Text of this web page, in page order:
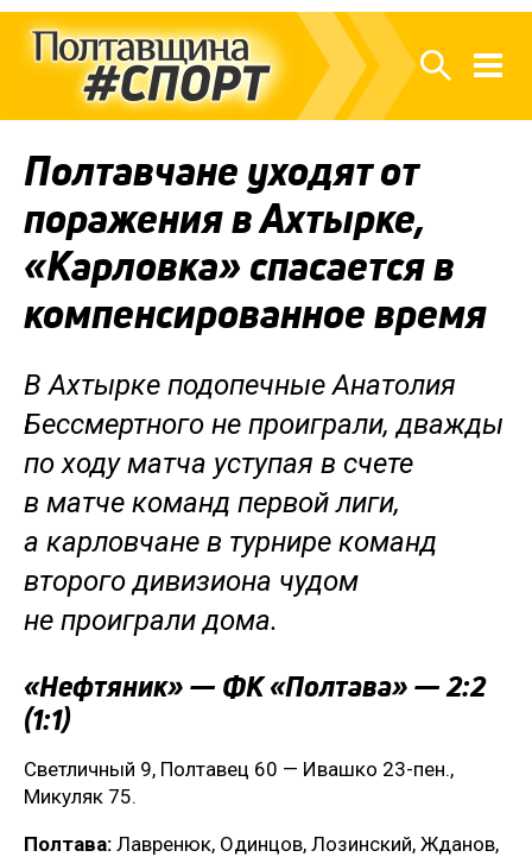
Полтавчане уходят от
поражения в Ахтырке,
«Карловка» спасается в
компенсированное время
В Ахтырке подопечные Анатолия
Бессмертного не проиграли, дважды
по ходу матча уступая в счете
в матче команд первой лиги,
а карловчане в турнире команд
второго дивизиона чудом
не проиграли дома.
«Нефтяник» — ФК «Полтава» — 2:2
(1:1)
Светличный 9, Полтавец 60 — Ивашко 23-пен.,
Микуляк 75.
Полтава: Лавренюк, Одинцов, Лозинский, Жданов,